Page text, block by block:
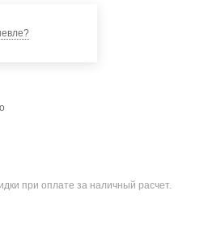
при оплате за наличный расчет.